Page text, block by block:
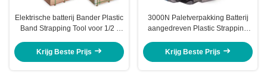
Elektrische batterij Bander Plastic
Band Strapping Tool voor 1/2 -
Krijg Beste Prijs
3000N Paletverpakking Batterij
aangedreven Plastic Strapping
Krijg Beste Prijs